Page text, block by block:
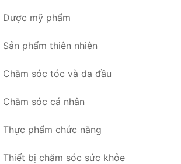
Dược mỹ phẩm
Sản phẩm thiên nhiên
Chăm sóc tóc và da đầu
Chăm sóc cá nhân
Thực phẩm chức năng
Thiết bị chăm sóc sức khỏe